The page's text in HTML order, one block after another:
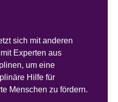
sich mit anderen
Experten aus
um eine
Hilfe für
Menschen zu fördern.